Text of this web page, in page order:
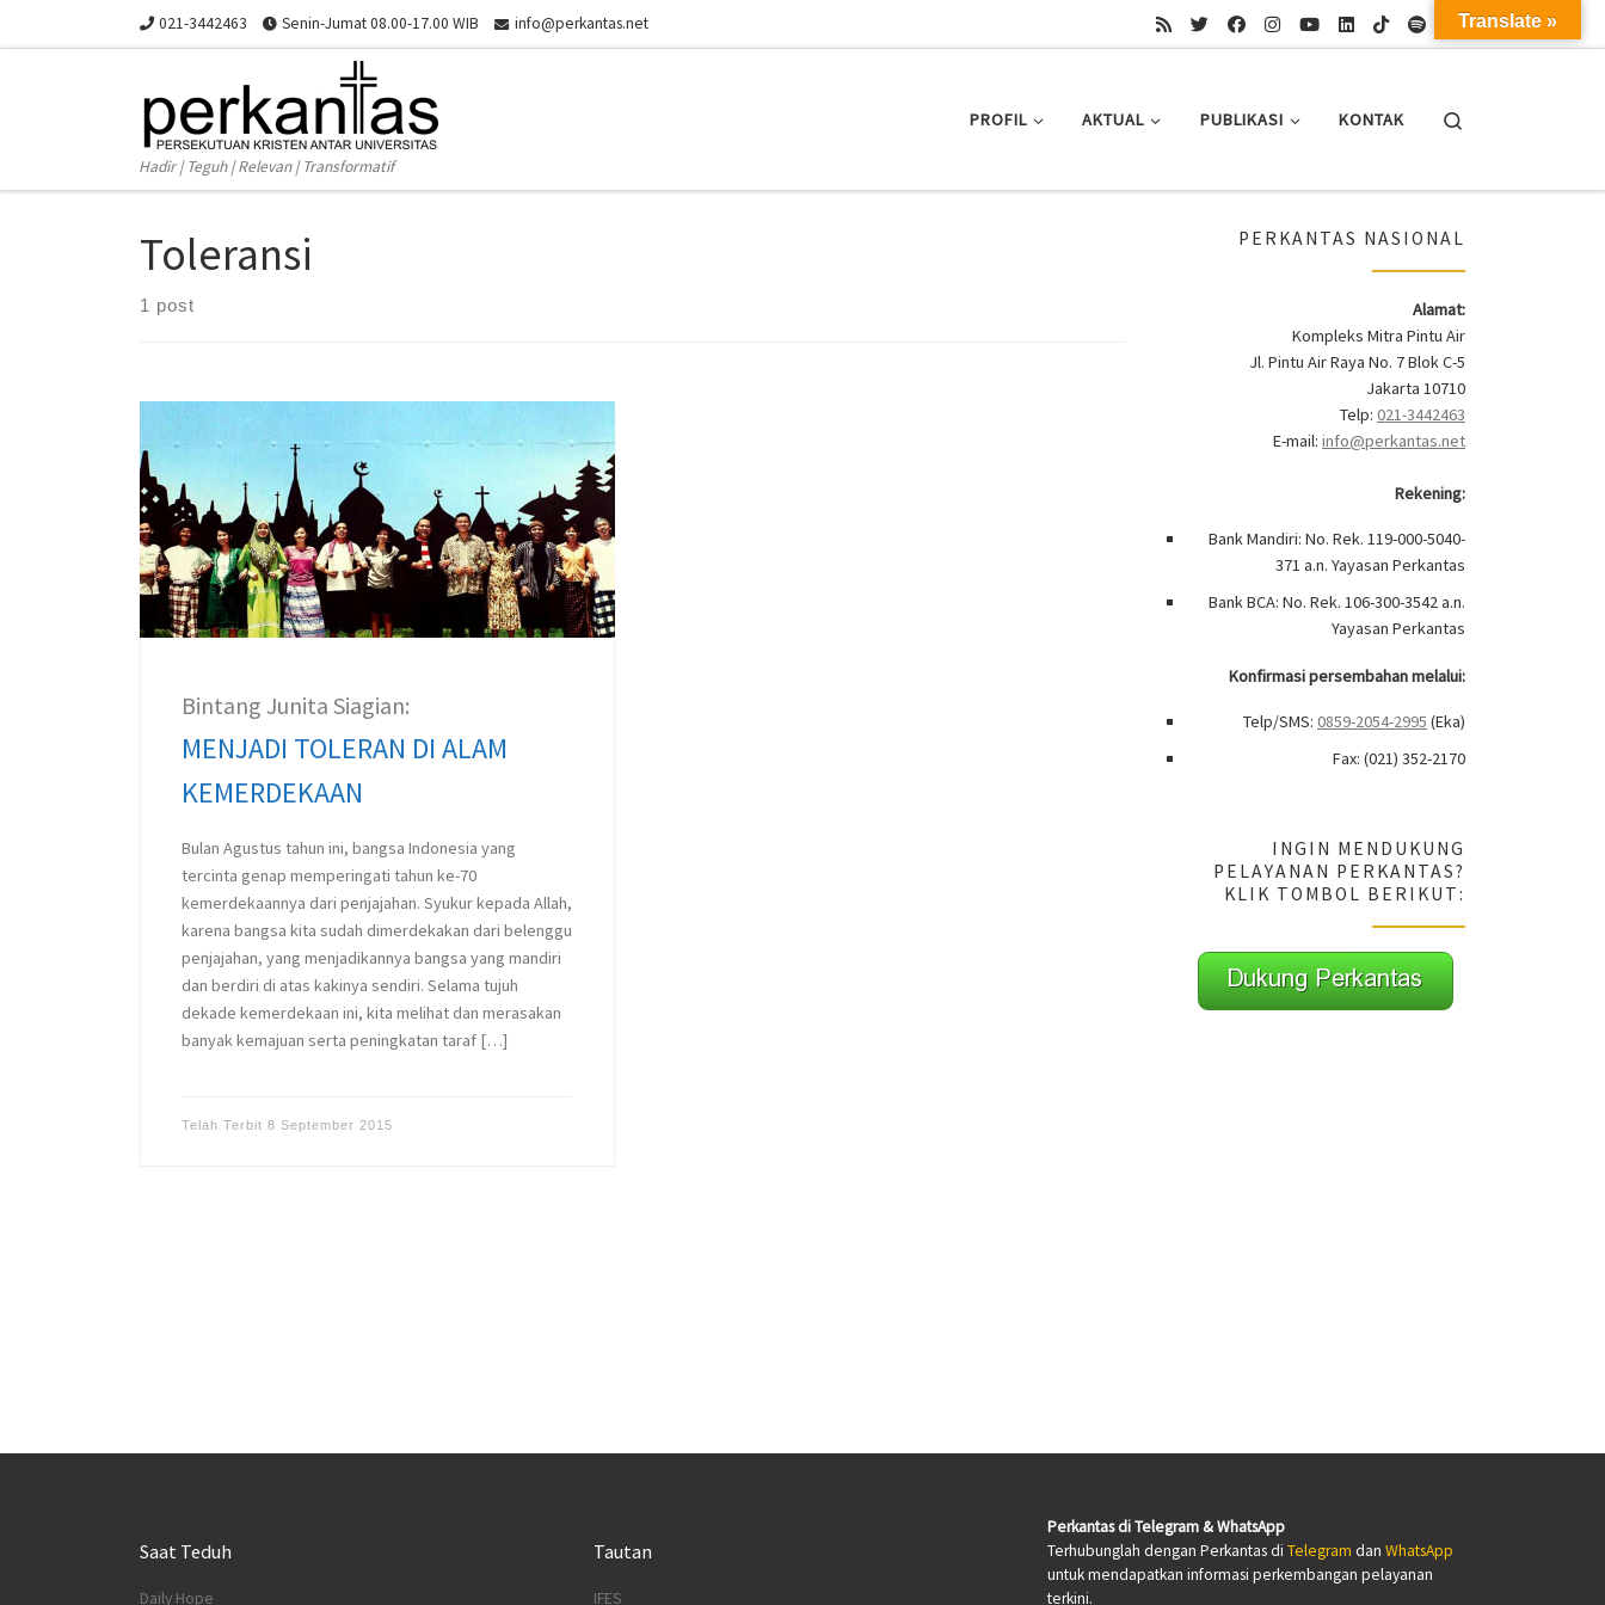
Skip to content 021-3442463 Senin-Jumat 08.00-17.00 WIB info@perkantas.net
Hadir | Teguh | Relevan | Transformatif
PROFIL AKTUAL PUBLIKASI KONTAK
Toleransi
1 post
Bintang Junita Siagian:
MENJADI TOLERAN DI ALAM
KEMERDEKAAN
Bulan Agustus tahun ini, bangsa Indonesia yang
tercinta genap memperingati tahun ke-70
kemerdekaannya dari penjajahan. Syukur kepada Allah,
karena bangsa kita sudah dimerdekakan dari belenggu
penjajahan, yang menjadikannya bangsa yang mandiri
dan berdiri di atas kakinya sendiri. Selama tujuh
dekade kemerdekaan ini, kita melihat dan merasakan
banyak kemajuan serta peningkatan taraf […]
Telah Terbit 8 September 2015
PERKANTAS NASIONAL
Alamat:
Kompleks Mitra Pintu Air
Jl. Pintu Air Raya No. 7 Blok C-5
Jakarta 10710
Telp: 021-3442463
E-mail: info@perkantas.net
Rekening:
Bank Mandiri: No. Rek. 119-000-5040-
371 a.n. Yayasan Perkantas
Bank BCA: No. Rek. 106-300-3542 a.n.
Yayasan Perkantas
Konfirmasi persembahan melalui:
Telp/SMS: 0859-2054-2995 (Eka)
Fax: (021) 352-2170
INGIN MENDUKUNG
PELAYANAN PERKANTAS?
KLIK TOMBOL BERIKUT:
Saat Teduh
Daily Hope
Tautan
IFES
Perkantas di Telegram & WhatsApp
Terhubunglah dengan Perkantas di Telegram dan WhatsApp
untuk mendapatkan informasi perkembangan pelayanan
terkini.
Translate »